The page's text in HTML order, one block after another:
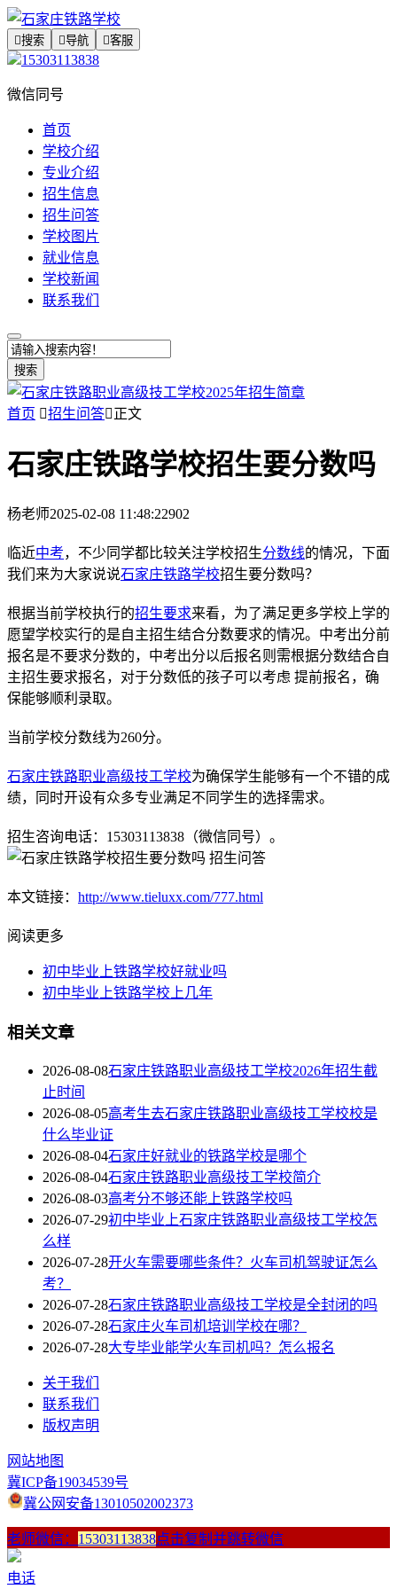
搜索 导航 客服
15303113838
微信同号
首页
学校介绍
专业介绍
招生信息
招生问答
学校图片
就业信息
学校新闻
联系我们
搜索
首页 招生问答正文
石家庄铁路学校招生要分数吗
杨老师2025-02-08 11:48:22902
临近中考，不少同学都比较关注学校招生分数线的情况，下面
我们来为大家说说石家庄铁路学校招生要分数吗？
根据当前学校执行的招生要求来看，为了满足更多学校上学的
愿望学校实行的是自主招生结合分数要求的情况。中考出分前
报名是不要求分数的，中考出分以后报名则需根据分数结合自
主招生要求报名，对于分数低的孩子可以考虑 提前报名，确
保能够顺利录取。
当前学校分数线为260分。
石家庄铁路职业高级技工学校为确保学生能够有一个不错的成
绩，同时开设有众多专业满足不同学生的选择需求。
招生咨询电话：15303113838（微信同号）。
本文链接： http://www.tieluxx.com/777.html
阅读更多
初中毕业上铁路学校好就业吗
初中毕业上铁路学校上几年
相关文章
2026-08-08石家庄铁路职业高级技工学校2026年招生截
止时间
2026-08-05高考生去石家庄铁路职业高级技工学校校是
什么毕业证
2026-08-04石家庄好就业的铁路学校是哪个
2026-08-04石家庄铁路职业高级技工学校简介
2026-08-03高考分不够还能上铁路学校吗
2026-07-29初中毕业上石家庄铁路职业高级技工学校怎
么样
2026-07-28开火车需要哪些条件？火车司机驾驶证怎么
考？
2026-07-28石家庄铁路职业高级技工学校是全封闭的吗
2026-07-28石家庄火车司机培训学校在哪？
2026-07-28大专毕业能学火车司机吗？怎么报名
关于我们
联系我们
版权声明
网站地图
冀ICP备19034539号
冀公网安备13010502002373
老师微信： 15303113838点击复制并跳转微信
电话